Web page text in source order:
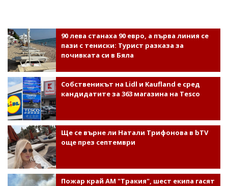
90 лева станаха 90 евро, а първа линия се
пази с тениски: Турист разказа за
почивката си в Бяла
Собственикът на Lidl и Kaufland е сред
кандидатите за 363 магазина на Tesco
Ще се върне ли Натали Трифонова в bTV
още през септември
Пожар край АМ "Тракия", шест екипа гасят